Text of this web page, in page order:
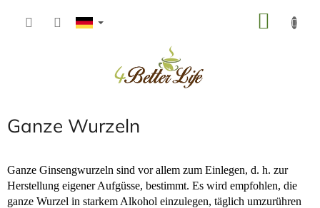
Ganze Wurzeln
Ganze Ginsengwurzeln sind vor allem zum Einlegen, d. h. zur
Herstellung eigener Aufgüsse, bestimmt. Es wird empfohlen, die
ganze Wurzel in starkem Alkohol einzulegen, täglich umzurühren